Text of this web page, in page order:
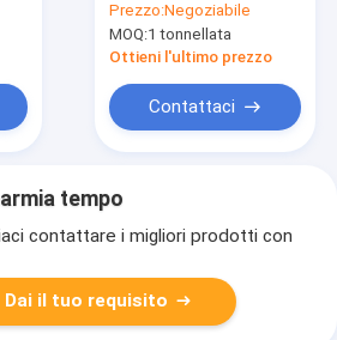
prestazioni
Prezzo:Negoziabile
MOQ:1 tonnellata
Ottieni l'ultimo prezzo
Contattaci
tempo
contattare i migliori prodotti con
Dai il tuo requisito